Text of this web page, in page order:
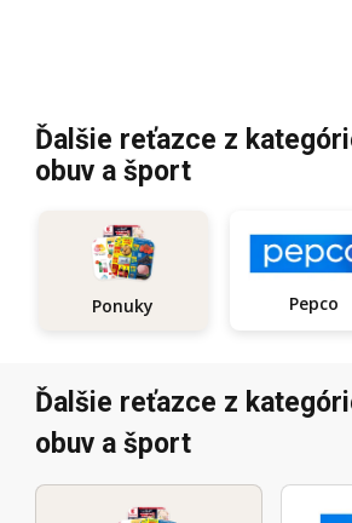
Ďalšie reťazce z
obuv a šport
Ponuky Pepco
Ďalšie reťazce z
obuv a šport